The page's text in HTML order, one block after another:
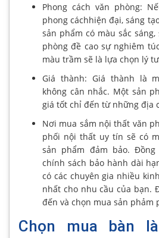
Phong cách văn phòng:
phong cáchhiện đại, sáng
sản phẩm có màu sắc
phòng đề cao sự nghiêm
màu trầm sẽ là lựa chọn lý
Giá thành: Giá thành là
không cân nhắc. Một sản
giá tốt chỉ đến từ những địa
Nơi mua sắm nội thất văn
phối nội thất uy tín sẽ có
sản phẩm đảm bảo.
chính sách bảo hành dài
có các chuyên gia nhiều
nhất cho nhu cầu của bạn.
đến và chọn mua sản phảm
Chọn mua bàn